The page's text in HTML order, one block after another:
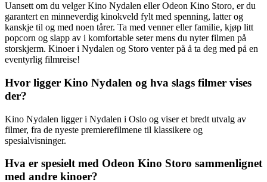
Uansett om du velger Kino Nydalen eller Odeon Kino Storo, er du
garantert en minneverdig kinokveld fylt med spenning, latter og
kanskje til og med noen tårer. Ta med venner eller familie, kjøp litt
popcorn og slapp av i komfortable seter mens du nyter filmen på
storskjerm. Kinoer i Nydalen og Storo venter på å ta deg med på en
eventyrlig filmreise!
Hvor ligger Kino Nydalen og hva slags filmer vises
der?
Kino Nydalen ligger i Nydalen i Oslo og viser et bredt utvalg av
filmer, fra de nyeste premierefilmene til klassikere og
spesialvisninger.
Hva er spesielt med Odeon Kino Storo sammenlignet
med andre kinoer?